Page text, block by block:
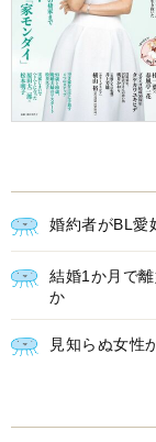
見知らぬ女性
ＡＩで始める遺言
備セミナー開催